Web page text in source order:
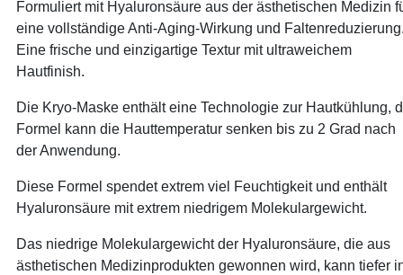
Formuliert mit Hyaluronsäure aus der ästhetischen Medizin
eine vollständige Anti-Aging-Wirkung und
Eine frische und einzigartige Textur mit ultraweichem
Hautfinish.
Die Kryo-Maske enthält eine Technologie zur Hautkühlung,
Formel kann die Hauttemperatur senken bis zu 2 Grad nach
der Anwendung.
Diese Formel spendet extrem viel Feuchtigkeit und enthält
Hyaluronsäure mit extrem niedrigem Molekulargewicht.
Das niedrige Molekulargewicht der Hyaluronsäure, die aus
ästhetischen Medizinprodukten gewonnen wird, kann tiefer